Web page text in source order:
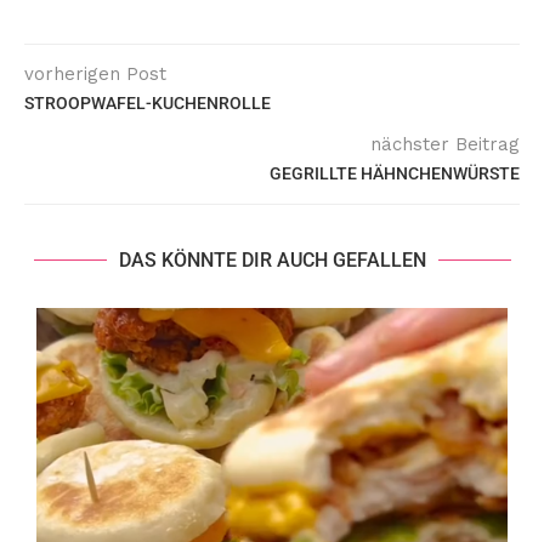
vorherigen Post
STROOPWAFEL-KUCHENROLLE
nächster Beitrag
GEGRILLTE HÄHNCHENWÜRSTE
DAS KÖNNTE DIR AUCH GEFALLEN